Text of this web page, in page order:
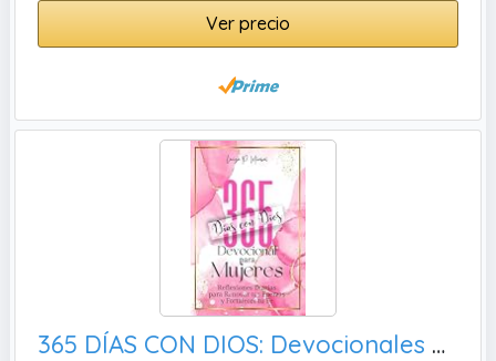
Ver precio
365 DÍAS CON DIOS: Devocionales Diarios para Mujeres. Libro cristiano en español